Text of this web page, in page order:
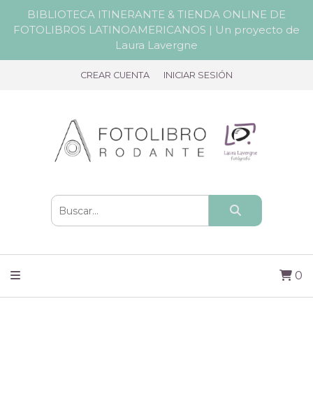
BIBLIOTECA ITINERANTE & TIENDA ONLINE DE
FOTOLIBROS LATINOAMERICANOS | Un proyecto de
Laura Lavergne
CREAR CUENTA INICIAR SESIÓN
0